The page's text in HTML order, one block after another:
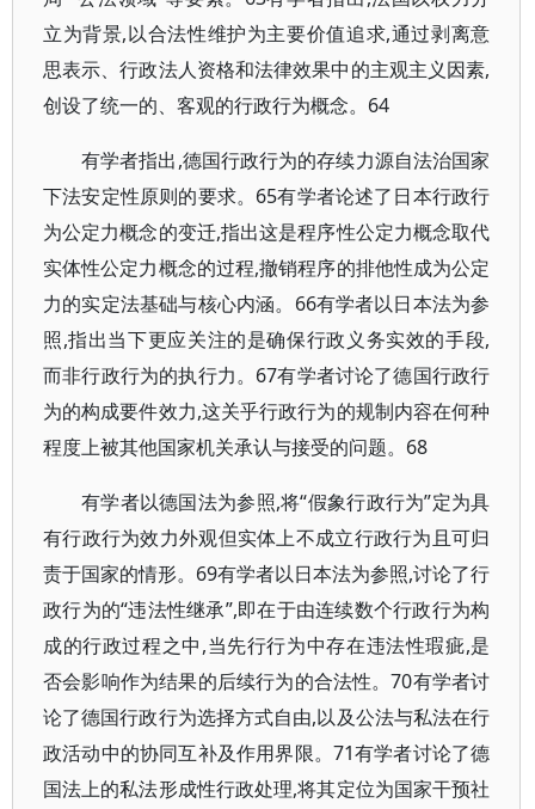
立为背景,以合法性维护为主要价值追求,通过剥离意
思表示、行政法人资格和法律效果中的主观主义因素,
创设了统一的、客观的行政行为概念。64
有学者指出,德国行政行为的存续力源自法治国家
下法安定性原则的要求。65有学者论述了日本行政行
为公定力概念的变迁,指出这是程序性公定力概念取代
实体性公定力概念的过程,撤销程序的排他性成为公定
力的实定法基础与核心内涵。66有学者以日本法为参
照,指出当下更应关注的是确保行政义务实效的手段,
而非行政行为的执行力。67有学者讨论了德国行政行
为的构成要件效力,这关乎行政行为的规制内容在何种
程度上被其他国家机关承认与接受的问题。68
有学者以德国法为参照,将“假象行政行为”定为具
有行政行为效力外观但实体上不成立行政行为且可归
责于国家的情形。69有学者以日本法为参照,讨论了行
政行为的“违法性继承”,即在于由连续数个行政行为构
成的行政过程之中,当先行行为中存在违法性瑕疵,是
否会影响作为结果的后续行为的合法性。70有学者讨
论了德国行政行为选择方式自由,以及公法与私法在行
政活动中的协同互补及作用界限。71有学者讨论了德
国法上的私法形成性行政处理,将其定位为国家干预社